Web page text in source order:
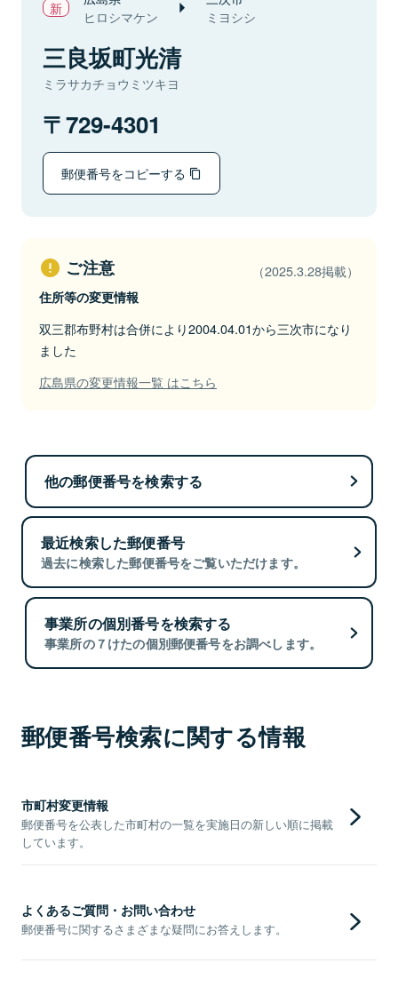
ヒロシマケン ミヨシシ
三良坂町光清
ミラサカチョウミツキヨ
729-4301
郵便番号をコピーする
ご注意 （2025.3.28掲載）
住所等の変更情報
双三郡布野村は合併により2004.04.01から三次市になり
ました
広島県の変更情報一覧 はこちら
他の郵便番号を検索する
最近検索した郵便番号
過去に検索した郵便番号をご覧いただけます。
事業所の個別番号を検索する
事業所の７けたの個別郵便番号をお調べします。
郵便番号検索に関する情報
市町村変更情報
郵便番号を公表した市町村の一覧を実施日の新しい順に掲載
しています。
よくあるご質問・お問い合わせ
郵便番号に関するさまざまな疑問にお答えします。